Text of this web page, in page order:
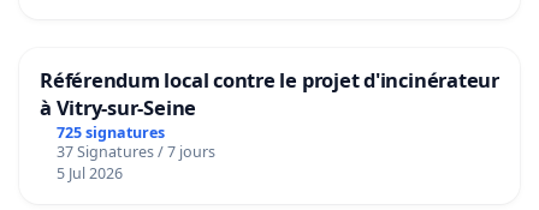
Référendum local contre le projet d'incinérateur
à Vitry-sur-Seine
725 signatures
37 Signatures / 7 jours
5 Jul 2026